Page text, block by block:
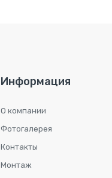
Информация
О компании
Фотогалерея
Контакты
Монтаж